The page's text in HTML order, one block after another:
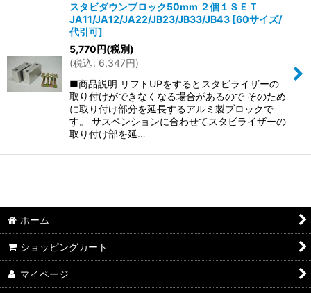
スタビダウンブロック50mm ２個１ＳＥＴ
JA11/JA12/JA22/JB23/JB33/JB43 [60サイズ/
代引可]
5,770円(税別)
(税込: 6,347円)
■商品説明 リフトUPをするとスタビライザーの
取り付けができなくなる場合があるので そのため
に取り付け部分を延長するアルミ製ブロックで
す。 サスペンションに合わせてスタビライザーの
取り付け部を延…
ホーム
ショッピングカート
マイページ